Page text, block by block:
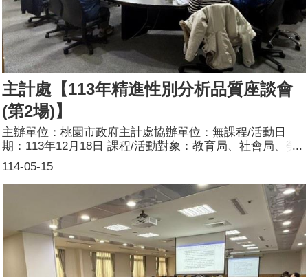
主計處【113年精進性別分析品質座談會
(第2場)】
114-05-15
主辦單位：桃園市政府主計處協辦單位：無課程/活動日
期：113年12月18日 課程/活動對象：教育局、社會局、勞
動局、財政局、農業局、地政局、水務局、原住民族行政
局、交通局、衛生局、文化局、地方稅務局、青年事務局、
體育局、人事處、婦幼發展局之本年性別分析撰擬承辦同仁
及114年預定撰擬分析同仁辦理形式：座談會 課程/活動簡
介：為精進本府性別分析，請專家學者針對113年16個局處
所撰擬性別分析提供精進建議，供各機關就其性別分析之內
容進行深化與應用。參加人數：43人(男10人、女33人)講師
資料：(1)姓名：顏玉如(2)職稱：實踐大學社會工作學系助
理教授